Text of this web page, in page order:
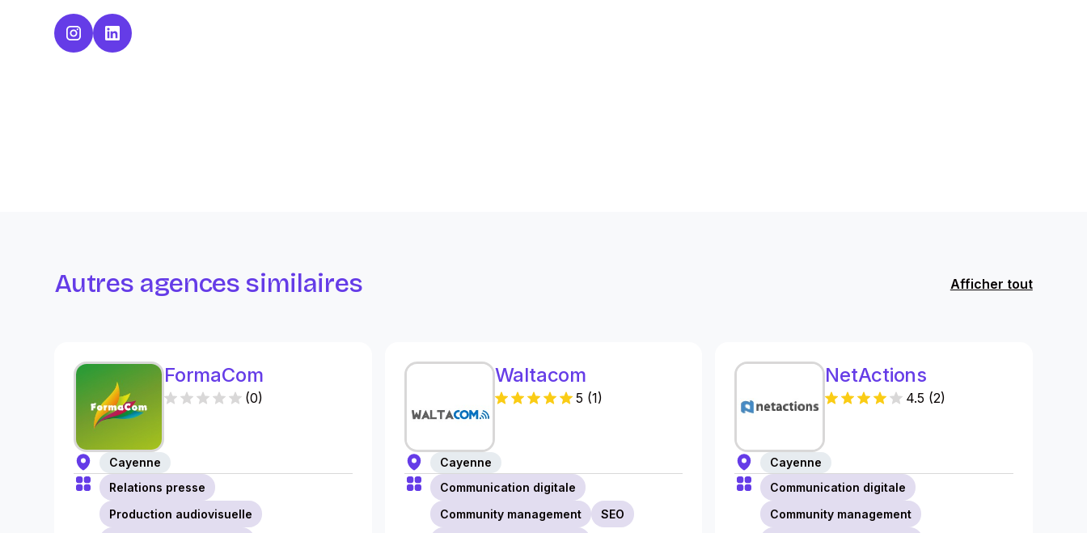
Autres agences similaires Afficher tout
FormaCom
(0)
Cayenne
Relations presse
Production audiovisuelle
Waltacom
5 (1)
Cayenne
Communication digitale
Community management
SEO
NetActions
4.5 (2)
Cayenne
Communication digitale
Community management